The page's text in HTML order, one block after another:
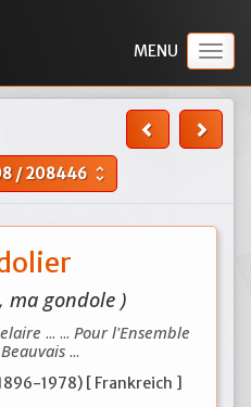
/208446 unfold_more
ma gondole )
... ... Pour l'Ensemble
...
1978) [ Frankreich ]